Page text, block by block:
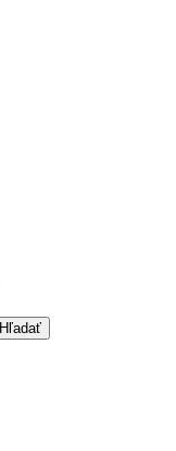
Hľadať